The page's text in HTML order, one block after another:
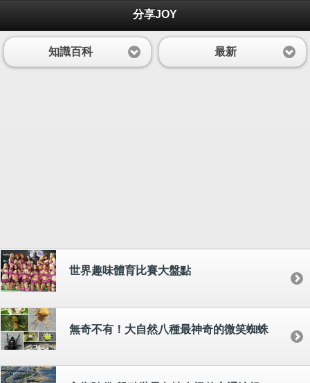
分享JOY
知識百科 最新
世界趣味體育比賽大盤點
無奇不有！大自然八種最神奇的微笑蜘蛛